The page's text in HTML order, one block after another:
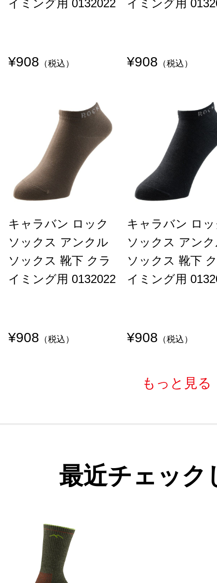
イミング用 0132022
¥908 （税込）
イミング用
¥908 （税込）
キャラバン ロック
ソックス アンクル
ソックス 靴下 クラ
イミング用 0132022
¥908 （税込）
キャラバン ロ
ソックス アン
ソックス 靴下
イミング用
¥908 （税込）
もっと見る
最近チェック